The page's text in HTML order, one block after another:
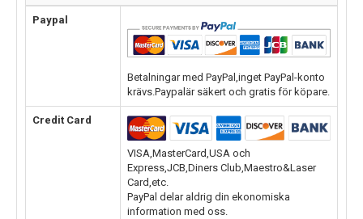
Paypal
Betalningar med PayPal,inget PayPal-konto
krävs.Paypalär säkert och gratis för köpare.
Credit Card
VISA,MasterCard,USA och
Express,JCB,Diners Club,Maestro&Laser
Card,etc.
PayPal delar aldrig din ekonomiska
information med oss.